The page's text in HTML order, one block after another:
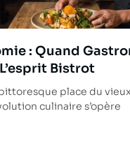
: Quand
Bistrot
place du
culinaire s’opère